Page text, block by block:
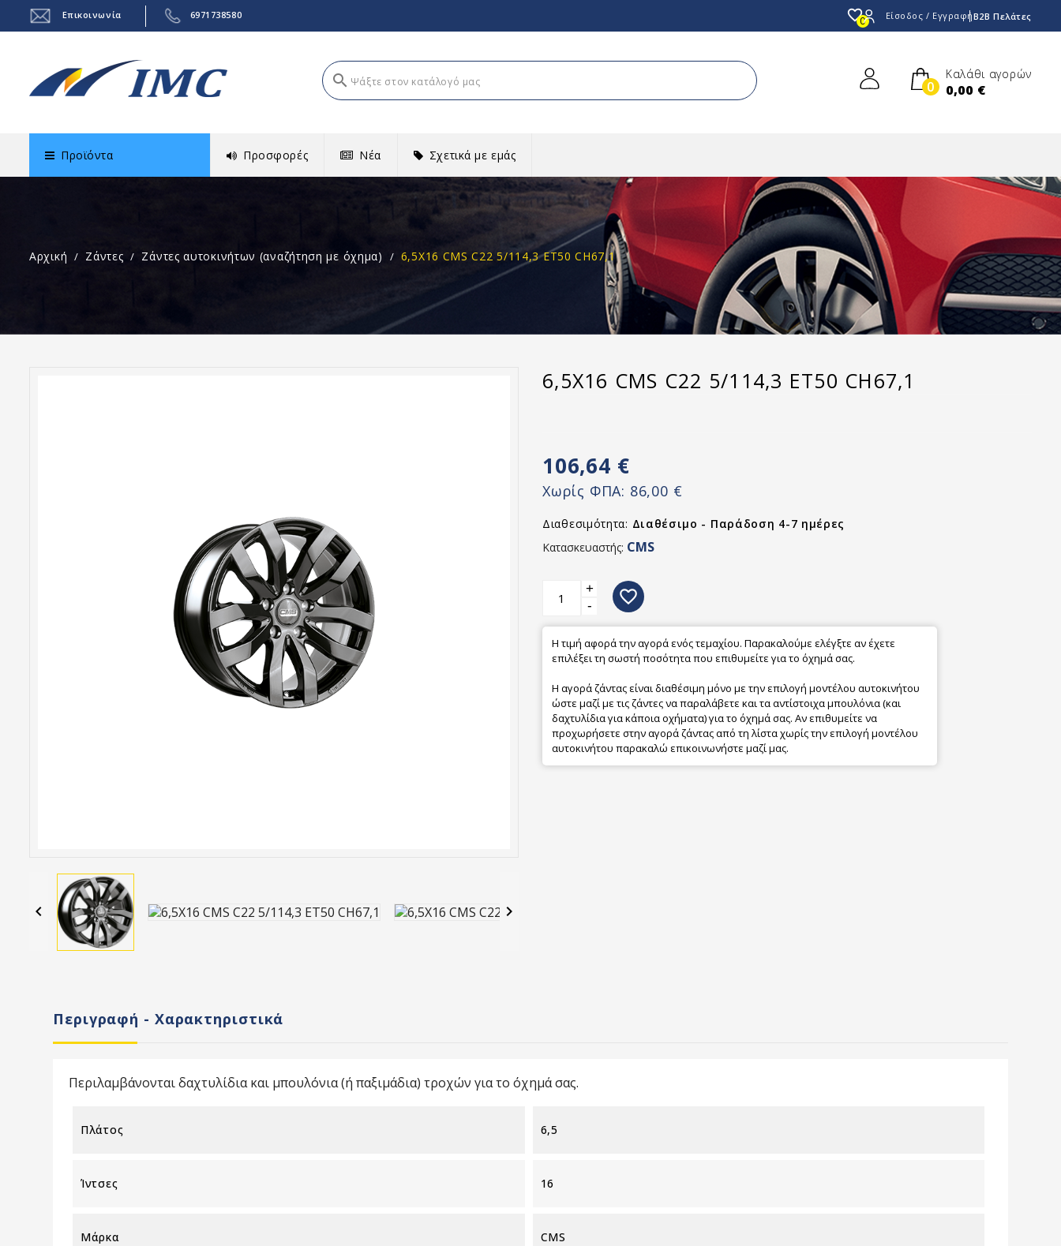
Επικοινωνία 6971738580 favorite_border0 Είσοδος / ΕγγραφήB2B Πελάτες
search 0
Καλάθι αγορών
0,00 €
Προϊόντα Προσφορές Νέα Σχετικά με εμάς
Αρχική Ζάντες Ζάντες αυτοκινήτων (αναζήτηση με όχημα) 6,5X16 CMS C22 5/114,3 ET50 CH67,1
 
6,5X16 CMS C22 5/114,3 ET50 CH67,1
106,64 €
Χωρίς ΦΠΑ: 86,00 €
Διαθεσιμότητα: Διαθέσιμο - Παράδοση 4-7 ημέρες
Κατασκευαστής: CMS
+
-
favorite_border
Η τιμή αφορά την αγορά ενός τεμαχίου. Παρακαλούμε ελέγξτε αν έχετε
επιλέξει τη σωστή ποσότητα που επιθυμείτε για το όχημά σας.
Η αγορά ζάντας είναι διαθέσιμη μόνο με την επιλογή μοντέλου αυτοκινήτου
ώστε μαζί με τις ζάντες να παραλάβετε και τα αντίστοιχα μπουλόνια (και
δαχτυλίδια για κάποια οχήματα) για το όχημά σας. Αν επιθυμείτε να
προχωρήσετε στην αγορά ζάντας από τη λίστα χωρίς την επιλογή μοντέλου
αυτοκινήτου παρακαλώ επικοινωνήστε μαζί μας.
Περιγραφή - Χαρακτηριστικά
Περιλαμβάνονται δαχτυλίδια και μπουλόνια (ή παξιμάδια) τροχών για το όχημά σας.
Πλάτος 6,5
Ίντσες 16
Μάρκα CMS